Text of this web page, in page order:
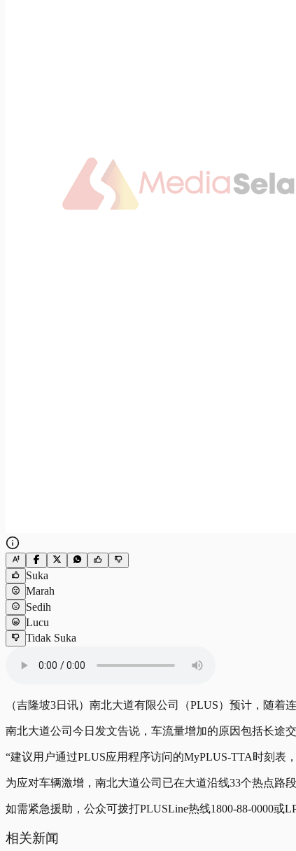
Suka
Marah
Sedih
Lucu
Tidak Suka
（吉隆坡3日讯）南北大道有限公司（PLUS）预计，随
南北大道公司今日发文告说，车流量增加的原因包括长途
“建议用户通过PLUS应用程序访问的MyPLUS-TTA时刻
为应对车辆激增，南北大道公司已在大道沿线33个热点路
如需紧急援助，公众可拨打PLUSLine热线1800-88-0000或
相关新闻